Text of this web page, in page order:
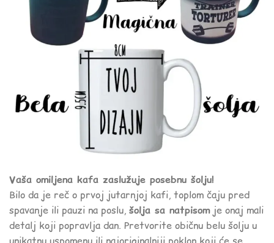
Vaša omiljena kafa zaslužuje posebnu šolju!
Bilo da je reč o prvoj jutarnjoj kafi, toplom čaju pred
spavanje ili pauzi na poslu, šolja sa natpisomje onaj mali
detalj koji popravlja dan. Pretvorite običnu belu šolju u